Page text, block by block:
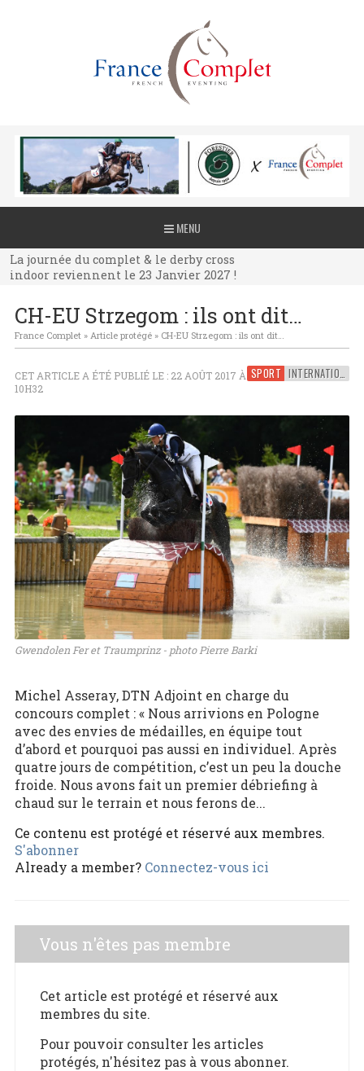
MENU
La journée du complet & le derby cross
indoor reviennent le 23 Janvier 2027 !
La journée du complet & le derby cross
indoor reviennent le 23 Janvier 2027 !
indoor reviennent le 23 Janvier 2027 !
CH-EU Strzegom : ils ont dit…
France Complet» Article protégé» CH-EU Strzegom : ils ont dit…
SPORT INTERNATIONAL
CET ARTICLE A ÉTÉ PUBLIÉ LE : 22 AOÛT 2017 À
10H32
Gwendolen Fer et Traumprinz - photo Pierre Barki
Michel Asseray, DTN Adjoint en charge du
concours complet : « Nous arrivions en Pologne
avec des envies de médailles, en équipe tout
d’abord et pourquoi pas aussi en individuel. Après
quatre jours de compétition, c’est un peu la douche
froide. Nous avons fait un premier débriefing à
chaud sur le terrain et nous ferons de...
Ce contenu est protégé et réservé aux membres.
S'abonner
Already a member? Connectez-vous ici
Vous n'êtes pas membre
Cet article est protégé et réservé aux
membres du site.
Pour pouvoir consulter les articles
protégés, n'hésitez pas à vous abonner.